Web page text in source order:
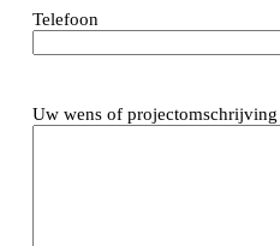
Telefoon
Uw wens of projectomschrijving